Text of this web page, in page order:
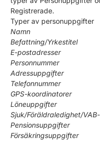
Registrerade.
Typer av personuppgifter
Namn
Befattning/Yrkestitel
E-postadresser
Personnummer
Adressuppgifter
Telefonnummer
GPS-koordinatorer
Löneuppgifter
Sjuk/Föräldraledighet/
Pensionsuppgifter
Försäkringsuppgifter